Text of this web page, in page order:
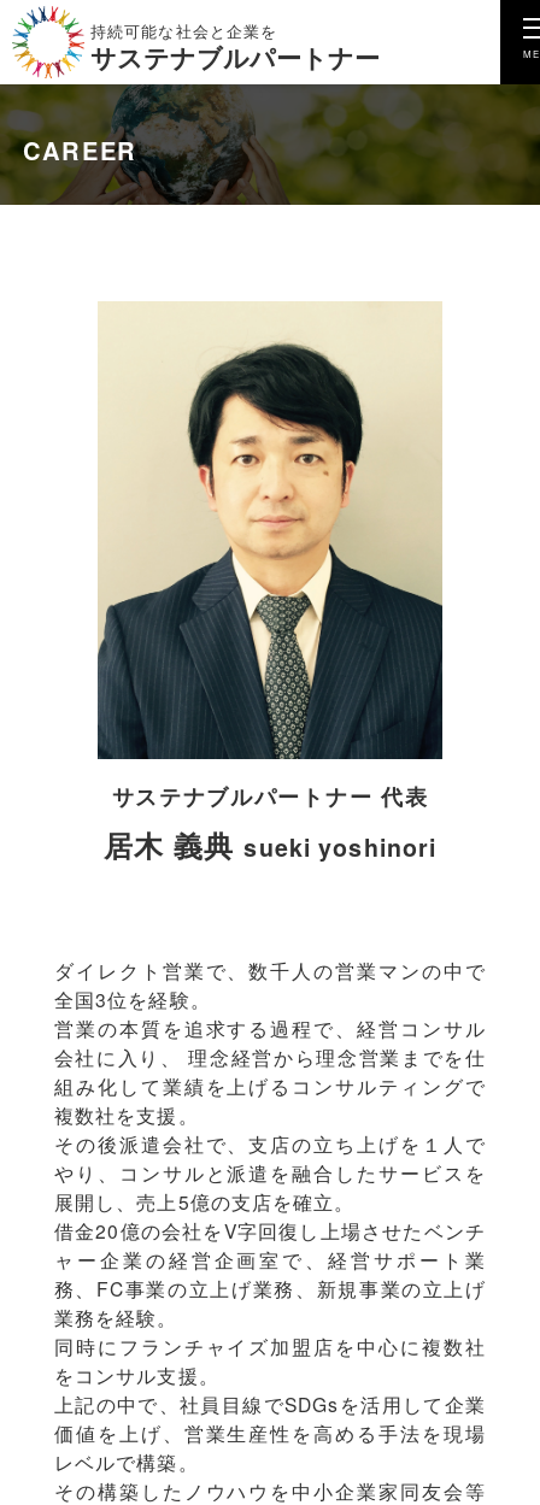
持続可能な社会と企業を
サステナブルパートナー
CAREER
サステナブルパートナー 代表
居木 義典sueki yoshinori
ダイレクト営業で、数千人の営業マンの中で
全国3位を経験。
営業の本質を追求する過程で、経営コンサル
会社に入り、 理念経営から理念営業までを仕
組み化して業績を上げるコンサルティングで
複数社を支援。
その後派遣会社で、支店の立ち上げを１人で
やり、コンサルと派遣を融合したサービスを
展開し、売上5億の支店を確立。
借金20億の会社をV字回復し上場させたベンチ
ャー企業の経営企画室で、経営サポート業
務、FC事業の立上げ業務、新規事業の立上げ
業務を経験。
同時にフランチャイズ加盟店を中心に複数社
をコンサル支援。
上記の中で、社員目線でSDGsを活用して企業
価値を上げ、営業生産性を高める手法を現場
レベルで構築。
その構築したノウハウを中小企業家同友会等